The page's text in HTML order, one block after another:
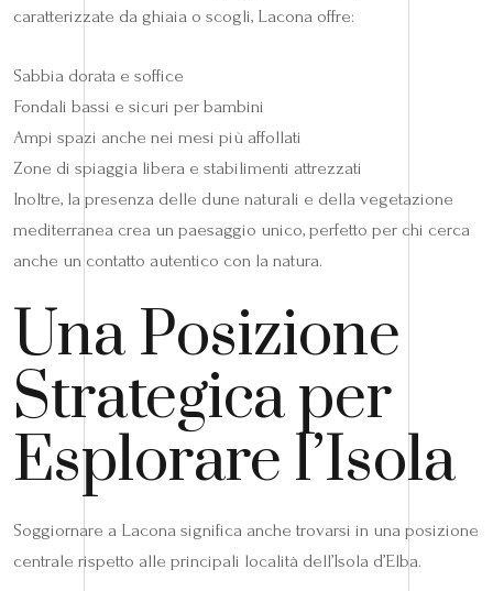
caratterizzate da ghiaia o scogli, Lacona offre:
Sabbia dorata e soffice
Fondali bassi e sicuri per bambini
Ampi spazi anche nei mesi più affollati
Zone di spiaggia libera e stabilimenti attrezzati
Inoltre, la presenza delle dune naturali e della vegetazione
mediterranea crea un paesaggio unico, perfetto per chi cerca
anche un contatto autentico con la natura.
Una Posizione
Strategica per
Esplorare l’Isola
Soggiornare a Lacona significa anche trovarsi in una posizione
centrale rispetto alle principali località dell’Isola d’Elba.